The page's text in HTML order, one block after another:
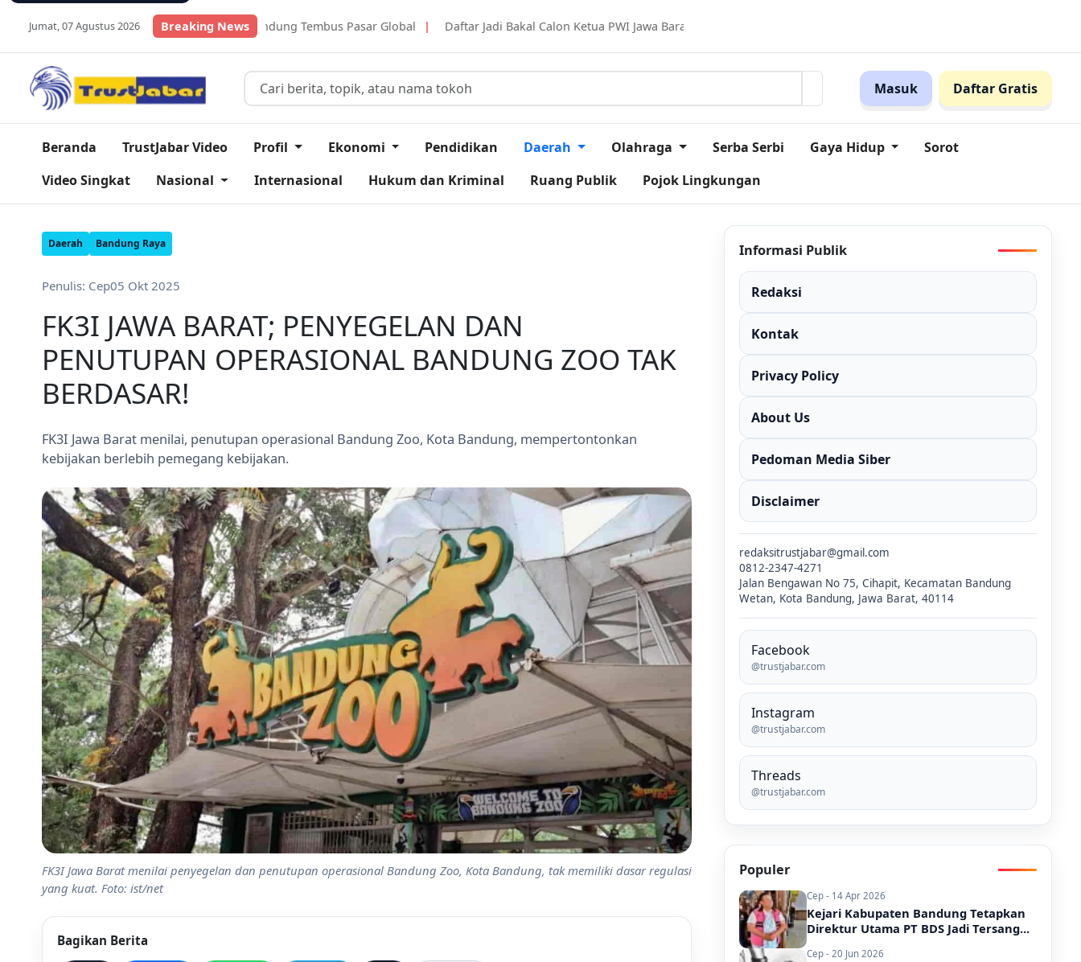
Jumat, 07 Agustus 2026 Breaking News
Ikan Lele Kabupaten Bandung Tembus Pasar Global Daftar Jadi Bakal Calon Ketua PWI Jawa Barat, Tantan Sulthon Berkomitmen Ini!
Masuk Daftar Gratis
Beranda TrustJabar Video Profil Ekonomi Pendidikan Daerah Olahraga Serba Serbi Gaya Hidup
Sorot
Video Singkat
Nasional Internasional Hukum dan Kriminal Ruang Publik Pojok Lingkungan
Daerah Bandung Raya
Penulis: Cep05 Okt 2025
FK3I JAWA BARAT; PENYEGELAN DAN
PENUTUPAN OPERASIONAL BANDUNG ZOO TAK
BERDASAR!
FK3I Jawa Barat menilai, penutupan operasional Bandung Zoo, Kota Bandung, mempertontonkan
kebijakan berlebih pemegang kebijakan.
FK3I Jawa Barat menilai penyegelan dan penutupan operasional Bandung Zoo, Kota Bandung, tak memiliki dasar regulasi
yang kuat. Foto: ist/net
Bagikan Berita
Informasi Publik
Redaksi
Kontak
Privacy Policy
About Us
Pedoman Media Siber
Disclaimer
redaksitrustjabar@gmail.com
0812-2347-4271
Jalan Bengawan No 75, Cihapit, Kecamatan Bandung
Wetan, Kota Bandung, Jawa Barat, 40114
Facebook
@trustjabar.com
Instagram
@trustjabar.com
Threads
@trustjabar.com
Populer
Cep - 14 Apr 2026
Kejari Kabupaten Bandung Tetapkan
Direktur Utama PT BDS Jadi Tersang...
Cep - 20 Jun 2026